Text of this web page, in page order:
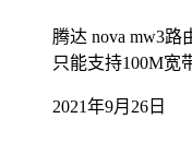
腾达 nova mw3
只能支持100M宽
2021年9月26日